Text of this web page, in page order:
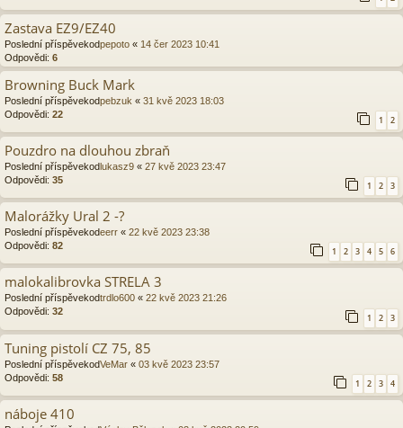
Zastava EZ9/EZ40
Poslední příspěvekodpepoto « 14 čer 2023 10:41
Odpovědi: 6
Browning Buck Mark
Poslední příspěvekodpebzuk « 31 kvě 2023 18:03
Odpovědi: 22
1 2
Pouzdro na dlouhou zbraň
Poslední příspěvekodlukasz9 « 27 kvě 2023 23:47
Odpovědi: 35
1 2 3
Malorážky Ural 2 -?
Poslední příspěvekodeerr « 22 kvě 2023 23:38
Odpovědi: 82
1 2 3 4 5 6
malokalibrovka STRELA 3
Poslední příspěvekodtrdlo600 « 22 kvě 2023 21:26
Odpovědi: 32
1 2 3
Tuning pistolí CZ 75, 85
Poslední příspěvekodVeMar « 03 kvě 2023 23:57
Odpovědi: 58
1 2 3 4
náboje 410